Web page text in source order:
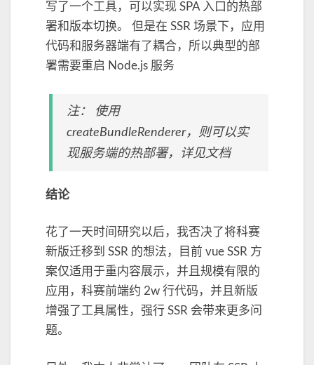
写了一个工具，可以实现 SPA 入口的热部
署和版本切换。 但是在 SSR 场景下，应用
代码和服务器端有了耦合，所以典型的部
署需要重启 Node.js 服务
注： 使用
createBundleRenderer，则可以实
现服务端的热部署，详见文档
结论
花了一天时间研究以后，我否决了将科赛
新版迁移到 SSR 的想法，目前 vue SSR 方
案仅适用于重内容展示，并且规模有限的
应用，科赛前端约 2w 行代码，并且新版
增强了工具属性，强行 SSR 会带来更多问
题。